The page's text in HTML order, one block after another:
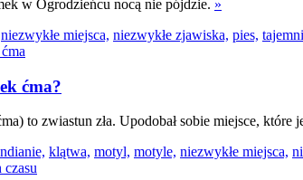
w Ogrodzieńcu nocą nie pójdzie. »
niezwykłe miejsca, niezwykłe zjawiska, pies,
ćma?
to zwiastun zła. Upodobał sobie miejsce,
klątwa, motyl, motyle, niezwykłe miejsca,